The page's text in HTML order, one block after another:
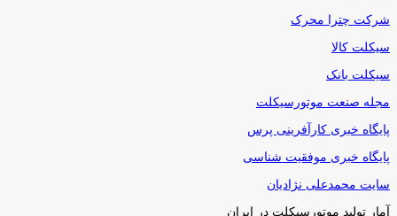
شرکت چترا محرک
سیکلت کالا
سیکلت بانک
مجله صنعت موتورسیکلت
پایگاه خبری کارآفرینی پرس
پایگاه خبری موفقیت شناسی
سایت محمدعلی نژادیان
آمار تولید موتورسیکلت در ایران